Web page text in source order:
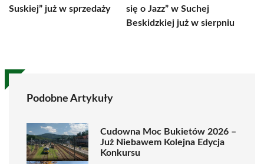
Suskiej” już w sprzedaży
się o Jazz” w Suchej
Beskidzkiej już w sierpniu
Podobne Artykuły
Cudowna Moc Bukietów 2026 –
Już Niebawem Kolejna Edycja
Konkursu